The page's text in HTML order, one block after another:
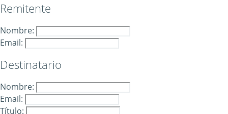
Remitente
Nombre:
Email:
Destinatario
Nombre:
Email:
Título: